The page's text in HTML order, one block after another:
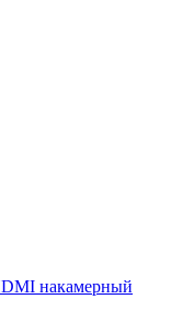
накамерный